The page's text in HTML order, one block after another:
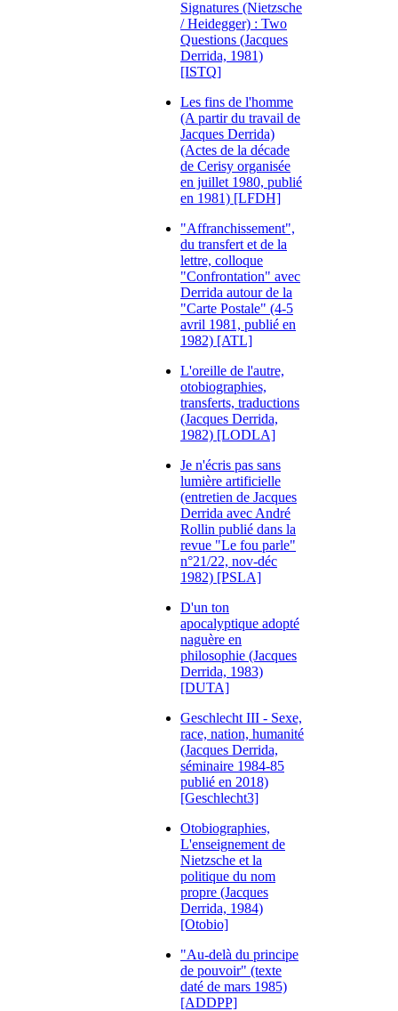
Signatures (Nietzsche
/ Heidegger) : Two
Questions (Jacques
Derrida, 1981)
[ISTQ]
Les fins de l'homme
(A partir du travail de
Jacques Derrida)
(Actes de la décade
de Cerisy organisée
en juillet 1980, publié
en 1981) [LFDH]
"Affranchissement",
du transfert et de la
lettre, colloque
"Confrontation" avec
Derrida autour de la
"Carte Postale" (4-5
avril 1981, publié en
1982) [ATL]
L'oreille de l'autre,
otobiographies,
transferts, traductions
(Jacques Derrida,
1982) [LODLA]
Je n'écris pas sans
lumière artificielle
(entretien de Jacques
Derrida avec André
Rollin publié dans la
revue "Le fou parle"
n°21/22, nov-déc
1982) [PSLA]
D'un ton
apocalyptique adopté
naguère en
philosophie (Jacques
Derrida, 1983)
[DUTA]
Geschlecht III - Sexe,
race, nation, humanité
(Jacques Derrida,
séminaire 1984-85
publié en 2018)
[Geschlecht3]
Otobiographies,
L'enseignement de
Nietzsche et la
politique du nom
propre (Jacques
Derrida, 1984)
[Otobio]
"Au-delà du principe
de pouvoir" (texte
daté de mars 1985)
[ADDPP]